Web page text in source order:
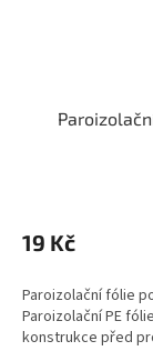
19 Kč
Paroizolační fólie
Paroizolační PE
konstrukce před